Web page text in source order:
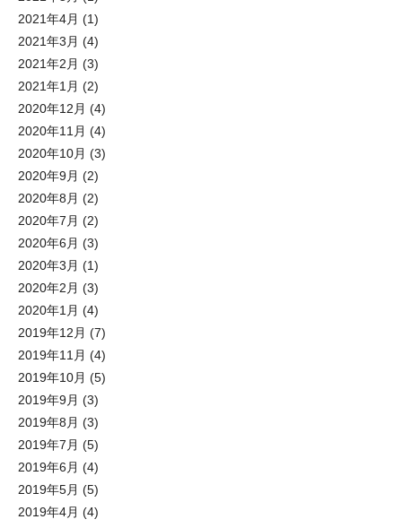
2021年4月 (1)
2021年3月 (4)
2021年2月 (3)
2021年1月 (2)
2020年12月 (4)
2020年11月 (4)
2020年10月 (3)
2020年9月 (2)
2020年8月 (2)
2020年7月 (2)
2020年6月 (3)
2020年3月 (1)
2020年2月 (3)
2020年1月 (4)
2019年12月 (7)
2019年11月 (4)
2019年10月 (5)
2019年9月 (3)
2019年8月 (3)
2019年7月 (5)
2019年6月 (4)
2019年5月 (5)
2019年4月 (4)